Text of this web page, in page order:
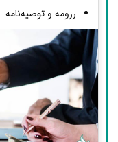
رزومه و توصیه‌نامه